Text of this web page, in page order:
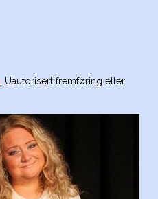
. Uautorisert fremføring eller